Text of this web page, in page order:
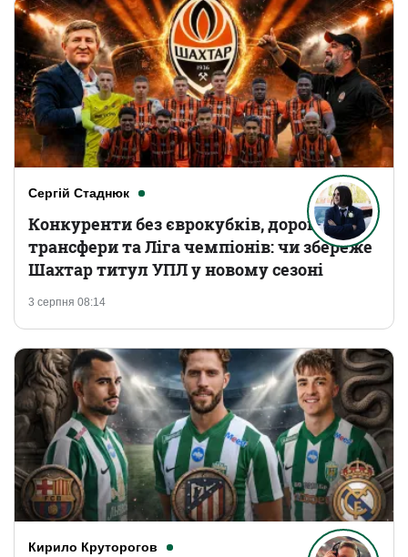
Сергій Стаднюк
3 серпня 08:14
Конкуренти без єврокубків, дорогі
трансфери та Ліга чемпіонів: чи збереже
Шахтар титул УПЛ у новому сезоні
Кирило Круторогов